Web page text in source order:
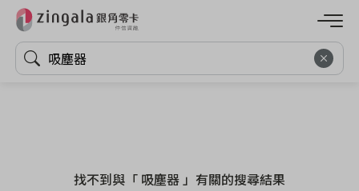
找不到與「 吸塵器 」有關的搜尋結果